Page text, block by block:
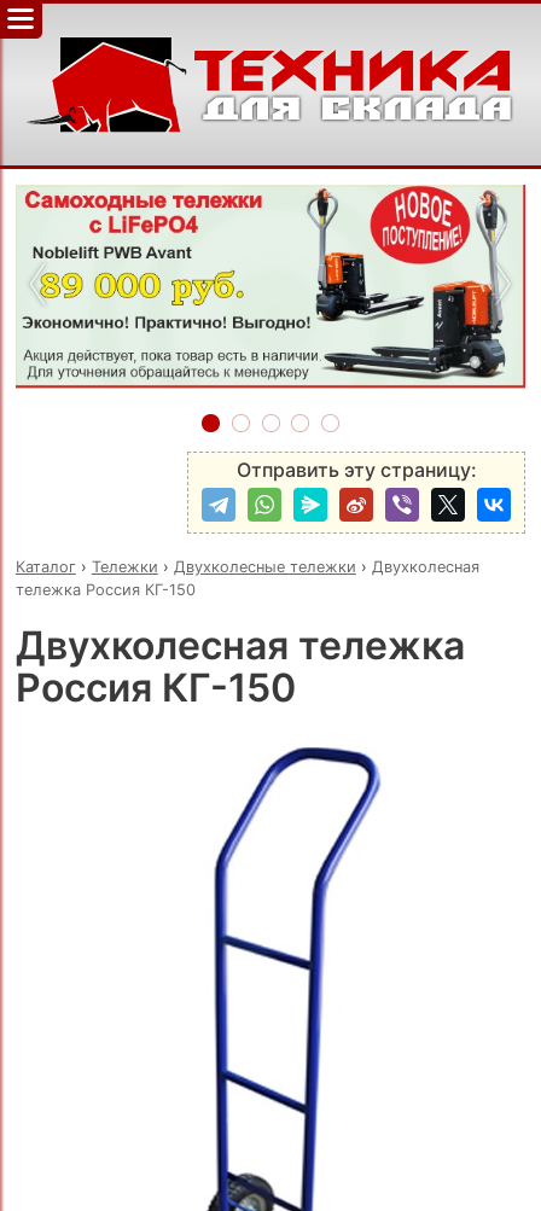
‹ ›
Отправить эту страницу:
Каталог› Тележки › Двухколесные тележки › Двухколесная
тележка Россия КГ-150
Двухколесная тележка
Россия КГ-150